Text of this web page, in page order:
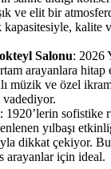
ve elit bir
kalite
Salonu: 2026
arayanlara hitap
müzik ve özel
: 1920’lerin sofistike
yılbaşı
dikkat çekiyor.
arayanlar için ideal.